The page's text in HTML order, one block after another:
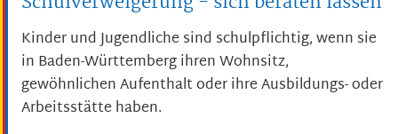
Kinder und Jugendliche sind schulpflichtig, wenn sie
in Baden-Württemberg ihren Wohnsitz,
gewöhnlichen Aufenthalt oder ihre Ausbildungs- oder
Arbeitsstätte haben.